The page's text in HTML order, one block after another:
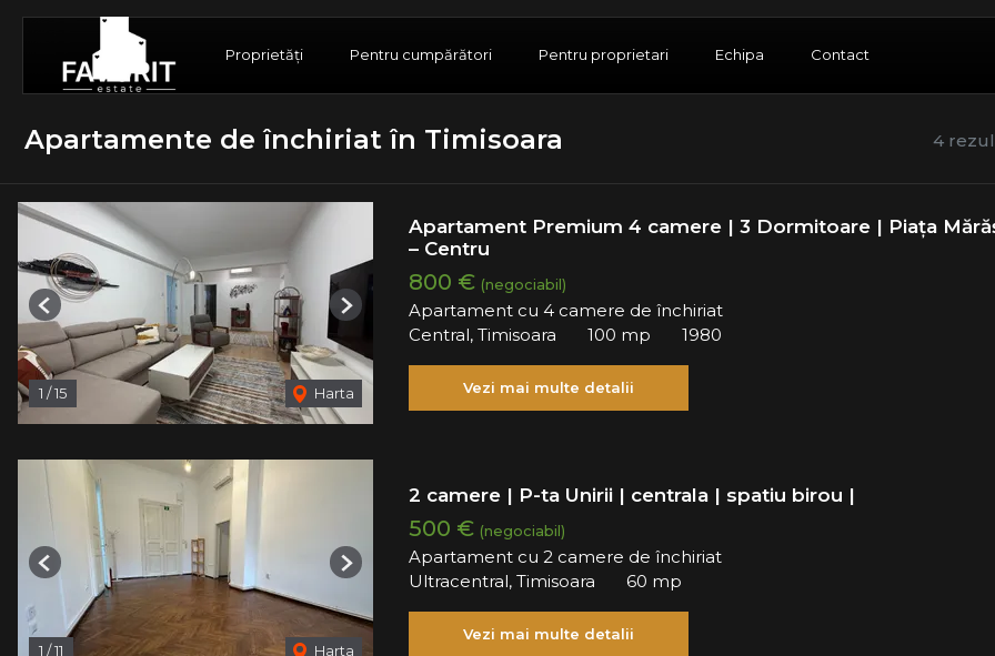
Proprietăți Pentru cumpărători Pentru proprietari Echipa Contact
4
Apartamente de închiriat în Timisoara
1 /15 Harta
Previous Next
Apartament Premium 4 camere | 3 Dormitoare | Piața
– Centru
800 € (negociabil)
Apartament cu 4 camere de închiriat
Central, Timisoara
100 mp 1980
Vezi mai multe detalii
1 /11 Harta
Previous Next
2 camere | P-ta Unirii | centrala | spatiu birou |
500 € (negociabil)
Apartament cu 2 camere de închiriat
Ultracentral, Timisoara
60 mp
Vezi mai multe detalii